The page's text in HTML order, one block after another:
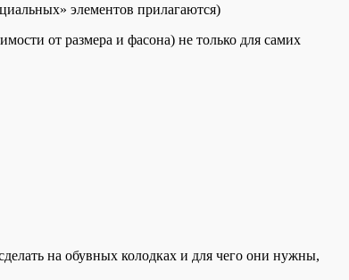
элементов прилагаются)
от размера и фасона) не только для самих
на обувных колодках и для чего они нужны,